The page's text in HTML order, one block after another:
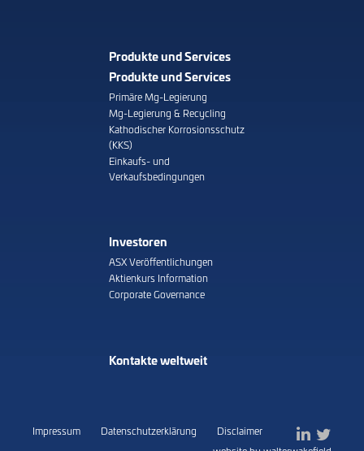
Produkte und Services
Produkte und Services
Primäre Mg-Legierung
Mg-Legierung & Recycling
Kathodischer Korrosionsschutz
(KKS)
Einkaufs- und
Verkaufsbedingungen
Investoren
ASX Veröffentlichungen
Aktienkurs Information
Corporate Governance
Kontakte weltweit
Impressum Datenschutzerklärung
Disclaimer